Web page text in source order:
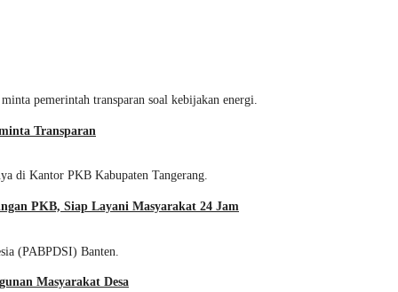
Transparan
PKB, Siap Layani Masyarakat 24 Jam
Masyarakat Desa